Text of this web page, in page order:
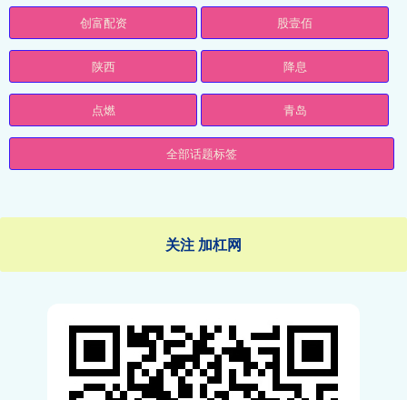
创富配资 股壹佰
陕西 降息
点燃 青岛
全部话题标签
关注 加杠网